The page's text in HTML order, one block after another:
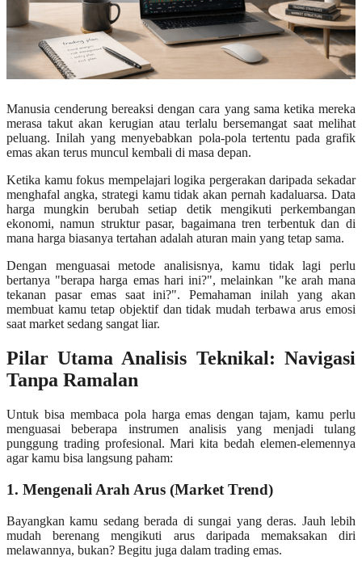
Manusia cenderung bereaksi dengan cara yang sama ketika mereka
merasa takut akan kerugian atau terlalu bersemangat saat melihat
peluang. Inilah yang menyebabkan pola-pola tertentu pada grafik
emas akan terus muncul kembali di masa depan.
Ketika kamu fokus mempelajari logika pergerakan daripada sekadar
menghafal angka, strategi kamu tidak akan pernah kadaluarsa. Data
harga mungkin berubah setiap detik mengikuti perkembangan
ekonomi, namun struktur pasar, bagaimana tren terbentuk dan di
mana harga biasanya tertahan adalah aturan main yang tetap sama.
Dengan menguasai metode analisisnya, kamu tidak lagi perlu
bertanya "berapa harga emas hari ini?", melainkan "ke arah mana
tekanan pasar emas saat ini?". Pemahaman inilah yang akan
membuat kamu tetap objektif dan tidak mudah terbawa arus emosi
saat market sedang sangat liar.
Pilar Utama Analisis Teknikal: Navigasi
Tanpa Ramalan
Untuk bisa membaca pola harga emas dengan tajam, kamu perlu
menguasai beberapa instrumen analisis yang menjadi tulang
punggung trading profesional. Mari kita bedah elemen-elemennya
agar kamu bisa langsung paham:
1. Mengenali Arah Arus (Market Trend)
Bayangkan kamu sedang berada di sungai yang deras. Jauh lebih
mudah berenang mengikuti arus daripada memaksakan diri
melawannya, bukan? Begitu juga dalam trading emas.